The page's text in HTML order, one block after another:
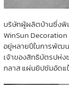
บริษัทผู้ผลิตบ้านซึ่งพิ
WinSun Decoration
อยู่หลายปีในการพัฒ
เจ้าของสิทธิบัตรปห่ง
กลาส แผ่นยิปซัมอัดแ